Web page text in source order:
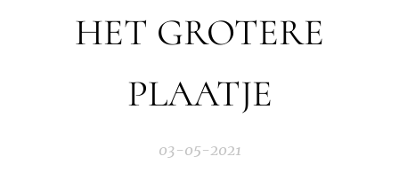
HET GROTERE
PLAATJE
03-05-2021